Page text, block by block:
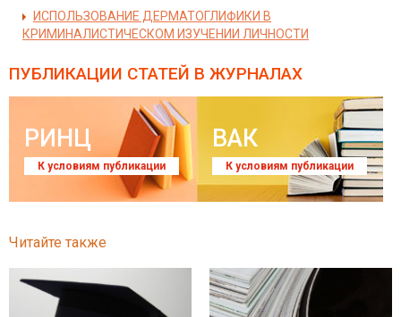
ИСПОЛЬЗОВАНИЕ ДЕРМАТОГЛИФИКИ В
КРИМИНАЛИСТИЧЕСКОМ ИЗУЧЕНИИ ЛИЧНОСТИ
ПУБЛИКАЦИИ СТАТЕЙ В ЖУРНАЛАХ
РИНЦ
К условиям публикации
ВАК
К условиям публикации
Читайте также